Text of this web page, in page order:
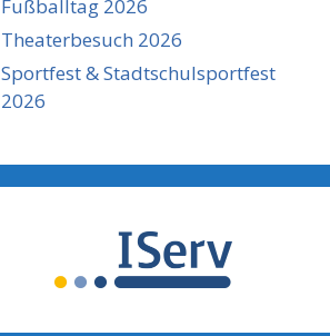
Fußballtag 2026
Theaterbesuch 2026
Sportfest & Stadtschulsportfest
2026